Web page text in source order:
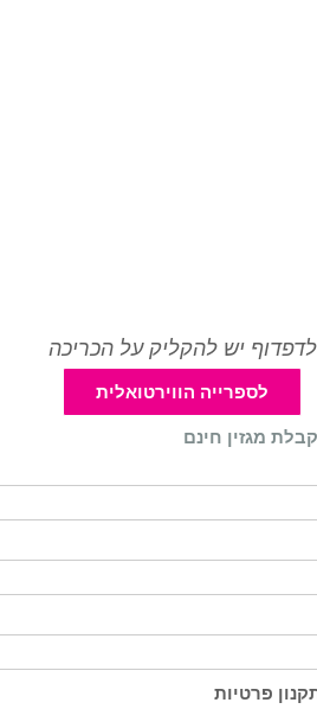
לדפדוף יש להקליק על הכריכה
לספרייה הווירטואלית
מגזין חינם
פרטיות